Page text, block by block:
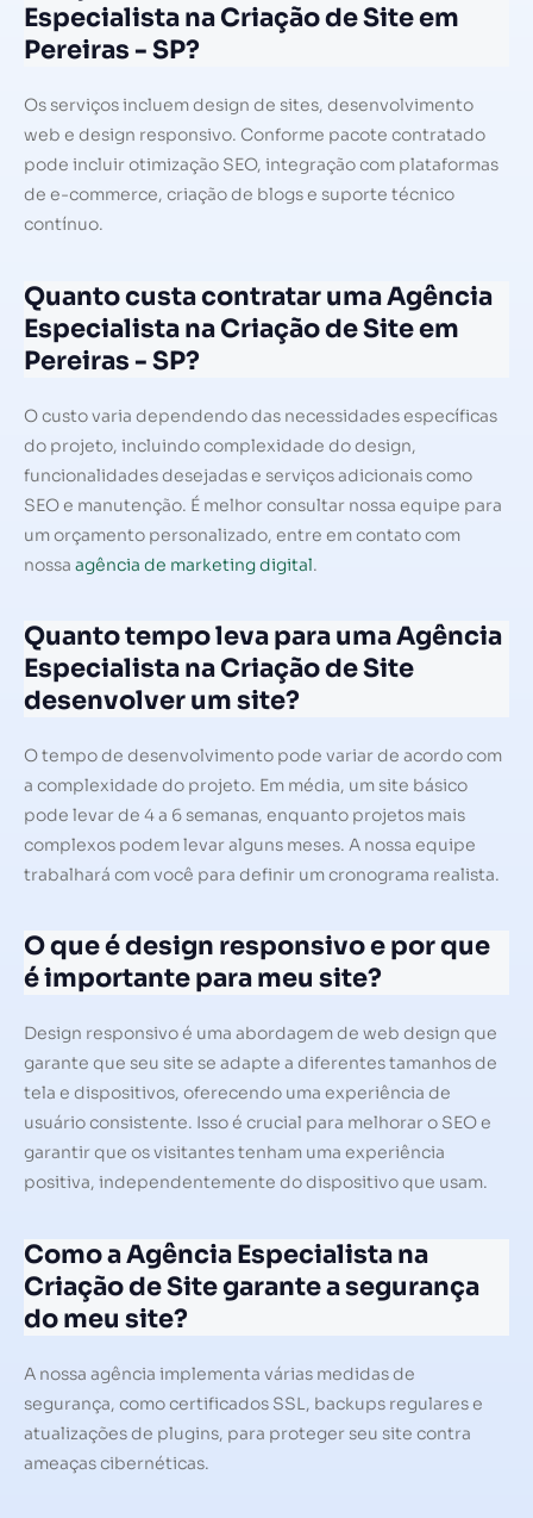
Especialista na Criação de Site em
Pereiras - SP?
Os serviços incluem design de sites, desenvolvimento
web e design responsivo. Conforme pacote contratado
pode incluir otimização SEO, integração com plataformas
de e-commerce, criação de blogs e suporte técnico
contínuo.
Quanto custa contratar uma Agência
Especialista na Criação de Site em
Pereiras - SP?
O custo varia dependendo das necessidades específicas
do projeto, incluindo complexidade do design,
funcionalidades desejadas e serviços adicionais como
SEO e manutenção. É melhor consultar nossa equipe para
um orçamento personalizado, entre em contato com
nossa agência de marketing digital.
Quanto tempo leva para uma Agência
Especialista na Criação de Site
desenvolver um site?
O tempo de desenvolvimento pode variar de acordo com
a complexidade do projeto. Em média, um site básico
pode levar de 4 a 6 semanas, enquanto projetos mais
complexos podem levar alguns meses. A nossa equipe
trabalhará com você para definir um cronograma realista.
O que é design responsivo e por que
é importante para meu site?
Design responsivo é uma abordagem de web design que
garante que seu site se adapte a diferentes tamanhos de
tela e dispositivos, oferecendo uma experiência de
usuário consistente. Isso é crucial para melhorar o SEO e
garantir que os visitantes tenham uma experiência
positiva, independentemente do dispositivo que usam.
Como a Agência Especialista na
Criação de Site garante a segurança
do meu site?
A nossa agência implementa várias medidas de
segurança, como certificados SSL, backups regulares e
atualizações de plugins, para proteger seu site contra
ameaças cibernéticas.